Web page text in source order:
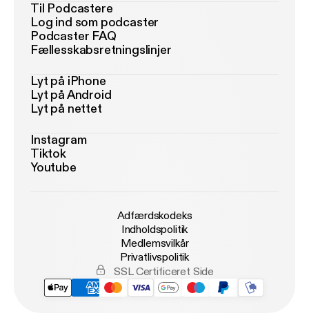
Til Podcastere
Log ind som podcaster
Podcaster FAQ
Fællesskabsretningslinjer
Lyt på iPhone
Lyt på Android
Lyt på nettet
Instagram
Tiktok
Youtube
Adfærdskodeks
Indholdspolitik
Medlemsvilkår
Privatlivspolitik
SSL Certificeret Side